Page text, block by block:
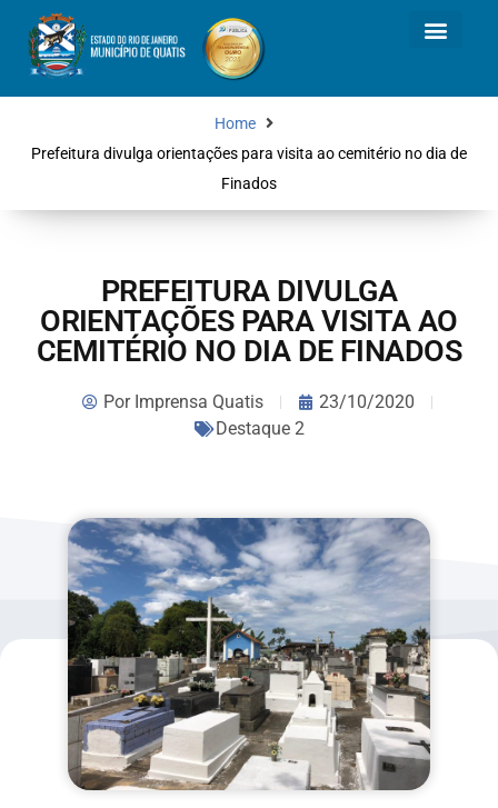
Home
Prefeitura divulga orientações para visita ao cemitério no dia de
Finados
PREFEITURA DIVULGA
ORIENTAÇÕES PARA VISITA AO
CEMITÉRIO NO DIA DE FINADOS
PorImprensa Quatis
23/10/2020
Destaque 2